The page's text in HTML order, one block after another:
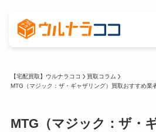
【宅配買取】ウルナラココ
買取コラム
MTG（マジック：ザ・ギャザリング）買取おすすめ業
MTG（マジック：ザ・